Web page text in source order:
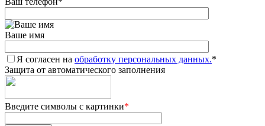
Ваше имя
Я согласен на обработку персональных данных.*
Защита от автоматического заполнения
Введите символы с картинки*